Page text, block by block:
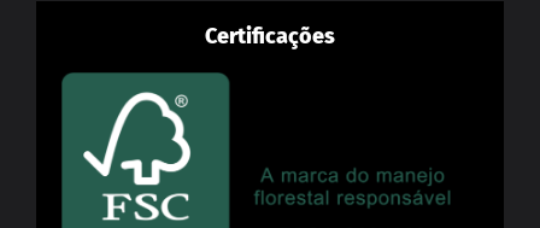
Certificações